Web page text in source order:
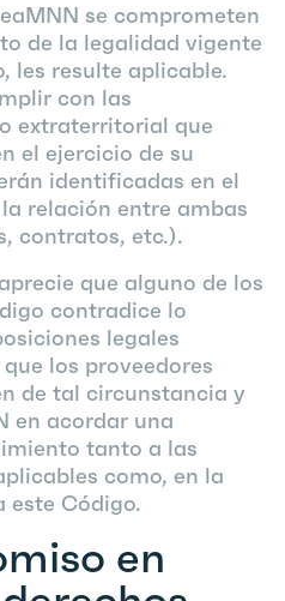
se comprometen
de la legalidad vigente
les resulte aplicable.
con las
extraterritorial que
el ejercicio de su
identificadas en el
relación entre ambas
contratos, etc.).
que alguno de los
contradice lo
legales
los proveedores
de tal circunstancia y
en acordar una
tanto a las
como, en la
este Código.
en